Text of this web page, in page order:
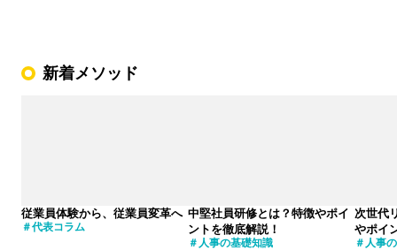
新着メソッド
従業員体験から、従業員変革へ
代表コラム
中堅社員研修とは？特徴やポイ
ントを徹底解説！
人事の基礎知識
次世代
やポイ
人事